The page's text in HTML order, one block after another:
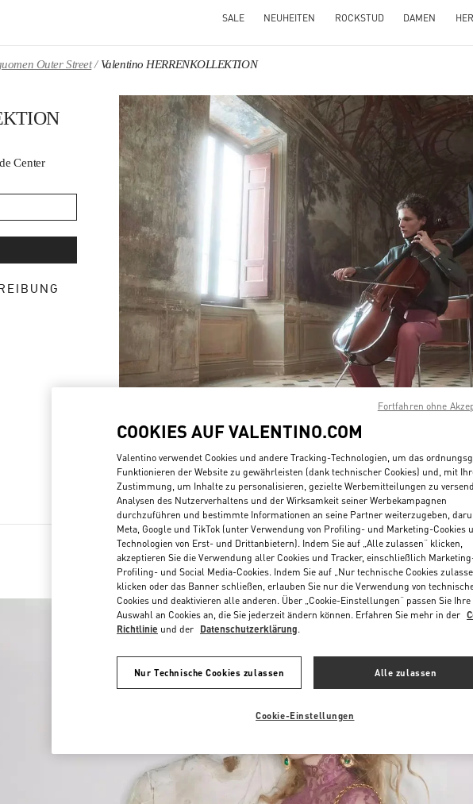
SALE NEUHEITEN ROCKSTUD DAMEN
Outer Street Valentino HERRENKOLLEKTION
Center
LINK OPENS IN NEW TAB
ENTDECKEN SIE
Link
NEUHEITEN
COOKIES AUF VALENTINO.COM
Valentino verwendet Cookies und andere Tracking-Technologien, um das
Funktionieren der Website zu gewährleisten (dank technischer Cookies) und, mit
Zustimmung, um Inhalte zu personalisieren, gezielte Werbemitteilungen zu
Analysen des Nutzerverhaltens und der Wirksamkeit seiner Werbekampagnen
durchzuführen und bestimmte Informationen an seine Partner weiterzugeben,
Meta, Google und TikTok (unter Verwendung von Profiling- und Marketing-Cookies
Technologien von Erst- und Drittanbietern). Indem Sie auf „Alle zulassen“ klicken,
akzeptieren Sie die Verwendung aller Cookies und Tracker, einschließlich
Profiling- und Social Media-Cookies. Indem Sie auf „Nur technische Cookies
klicken oder das Banner schließen, erlauben Sie nur die Verwendung von
Cookies und deaktivieren alle anderen. Über „Cookie-Einstellungen“ passen Sie Ihre
Auswahl an Cookies an, die Sie jederzeit ändern können. Erfahren Sie mehr in der
Richtlinie und der Datenschutzerklärung.
Nur Technische Cookies zulassen Alle zulassen
Cookie-Einstellungen
Fortfahren ohne